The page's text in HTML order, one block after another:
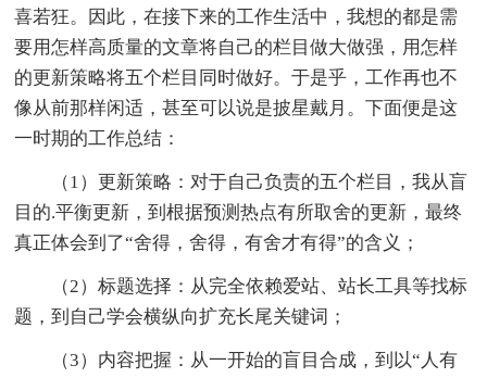
喜若狂。因此，在接下来的工作生活中，我想的都是需
要用怎样高质量的文章将自己的栏目做大做强，用怎样
的更新策略将五个栏目同时做好。于是乎，工作再也不
像从前那样闲适，甚至可以说是披星戴月。下面便是这
一时期的工作总结：
（1）更新策略：对于自己负责的五个栏目，我从盲
目的.平衡更新，到根据预测热点有所取舍的更新，最终
真正体会到了“舍得，舍得，有舍才有得”的含义；
（2）标题选择：从完全依赖爱站、站长工具等找标
题，到自己学会横纵向扩充长尾关键词；
（3）内容把握：从一开始的盲目合成，到以“人有